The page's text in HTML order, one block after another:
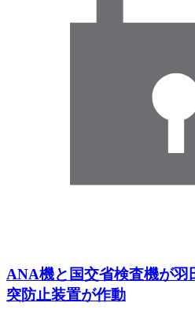
ANA機と国交省検査機が
突防止装置が作動